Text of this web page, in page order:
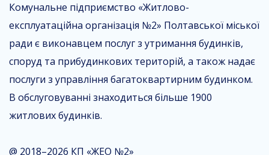
Комунальне підприємство «Житлово-
експлуатаційна організація №2» Полтавської міської
ради є виконавцем послуг з утримання будинків,
споруд та прибудинкових територій, а також надає
послуги з управління багатоквартирним будинком.
В обслуговуванні знаходиться більше 1900
житлових будинків.
@ 2018–2026 КП «ЖЕО №2»